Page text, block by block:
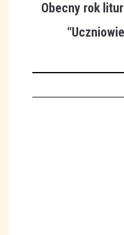
Obecny rok